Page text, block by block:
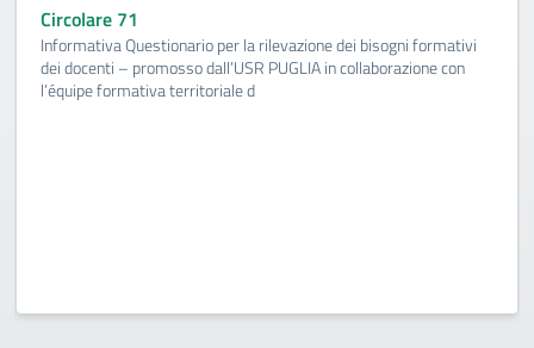
Circolare 71
Informativa Questionario per la rilevazione dei bisogni formativi
dei docenti – promosso dall’USR PUGLIA in collaborazione con
l’équipe formativa territoriale d